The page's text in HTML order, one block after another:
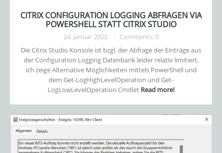
CITRIX CONFIGURATION LOGGING ABFRAGEN VIA
POWERSHELL STATT CITRIX STUDIO
24. Januar 2022
Comments: 0
Die Citrix Studio Konsole ist bzgl. der Abfrage der Einträge aus
der Configuration Logging Datenbank leider relativ limitiert,
ich zeige Alternative Möglichkeiten mittels PowerShell und
dem Get-LogHighLevelOperation und Get-
LogLowLevelOperation Cmdlet Read more!